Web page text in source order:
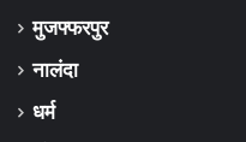
मुजफ्फरपुर
नालंदा
धर्म